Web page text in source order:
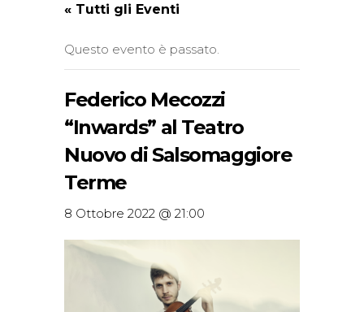
« Tutti gli Eventi
Questo evento è passato.
Federico Mecozzi
“Inwards” al Teatro
Nuovo di Salsomaggiore
Terme
8 Ottobre 2022 @ 21:00